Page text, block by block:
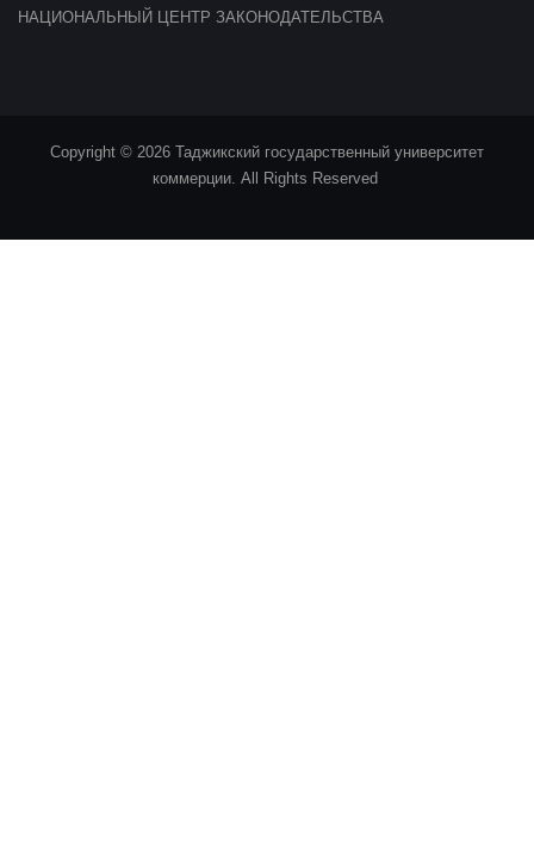
НАЦИОНАЛЬНЫЙ ЦЕНТР ЗАКОНОДАТЕЛЬСТВА
Copyright © 2026 Таджикский государственный университет
коммерции. All Rights Reserved